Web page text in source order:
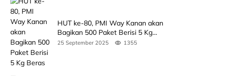
HUT ke-80, PMI Way Kanan akan
Bagikan 500 Paket Berisi 5 Kg
Beras
25 September 2025 1355